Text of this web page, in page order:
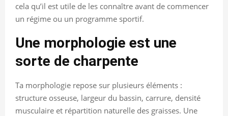
cela qu’il est utile de les connaître avant de commencer
un régime ou un programme sportif.
Une morphologie est une
sorte de charpente
Ta morphologie repose sur plusieurs éléments :
structure osseuse, largeur du bassin, carrure, densité
musculaire et répartition naturelle des graisses. Une